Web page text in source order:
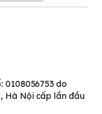
8% bắp, 4,2% đại
0,52%, d-
0108056753 do
Hà Nội cấp lần đầu